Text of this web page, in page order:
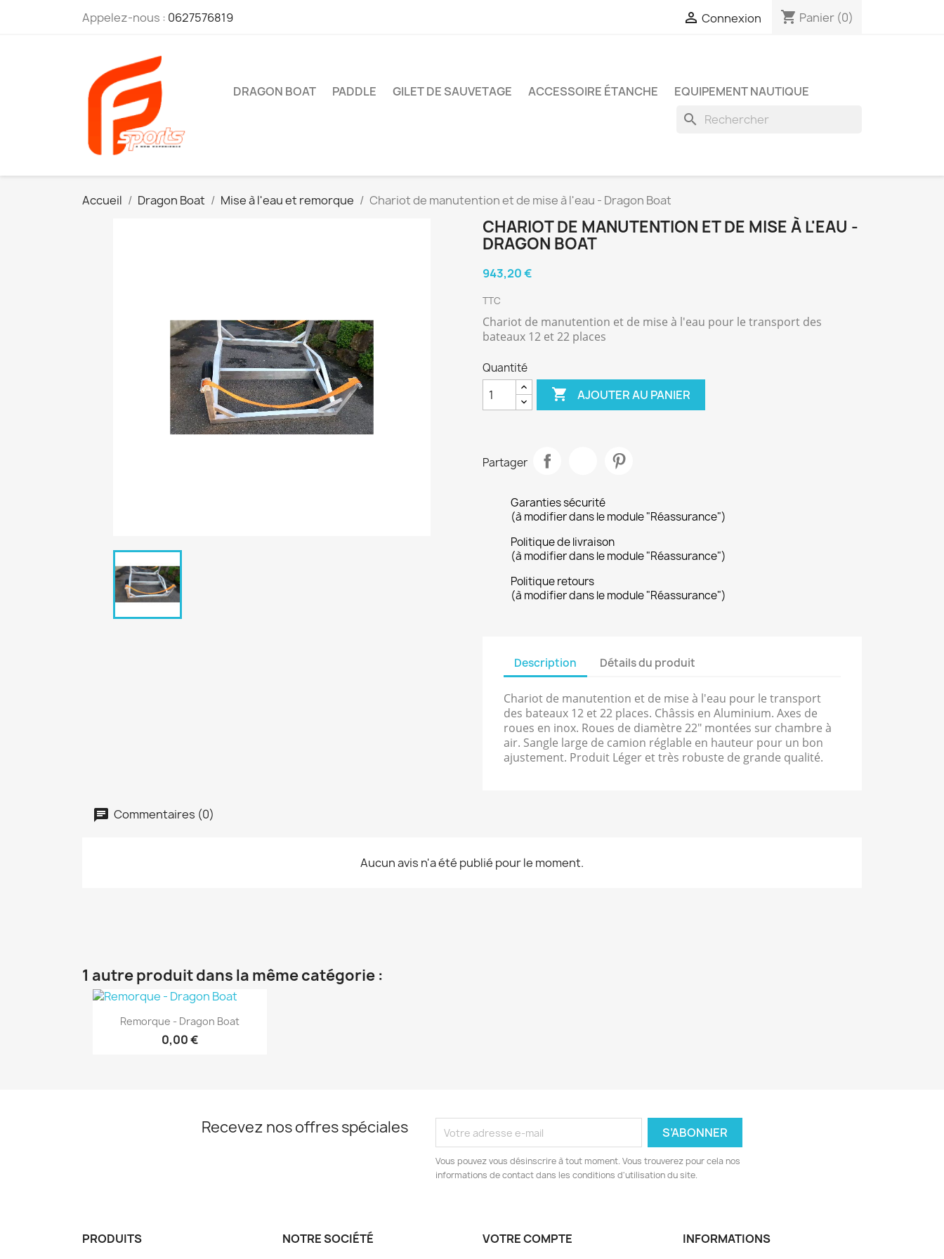
Appelez-nous : 0627576819  Connexion shopping_cart Panier (0)
DRAGON BOAT PADDLE GILET DE SAUVETAGE ACCESSOIRE ÉTANCHE EQUIPEMENT NAUTIQUE
search
Accueil Dragon Boat Mise à l'eau et remorque Chariot de manutention et de mise à l'eau - Dragon Boat
CHARIOT DE MANUTENTION ET DE MISE À L'EAU -
DRAGON BOAT
943,20 €
TTC
Chariot de manutention et de mise à l'eau pour le transport des
bateaux 12 et 22 places
Quantité
 AJOUTER AU PANIER
Partager
Garanties sécurité
(à modifier dans le module "Réassurance")
Politique de livraison
(à modifier dans le module "Réassurance")
Politique retours
(à modifier dans le module "Réassurance")
Description Détails du produit
Chariot de manutention et de mise à l'eau pour le transport
des bateaux 12 et 22 places. Châssis en Aluminium. Axes de
roues en inox. Roues de diamètre 22" montées sur chambre à
air. Sangle large de camion réglable en hauteur pour un bon
ajustement. Produit Léger et très robuste de grande qualité.
Commentaires (0)
Aucun avis n'a été publié pour le moment.
1 autre produit dans la même catégorie :
Aperçu rapide
Remorque - Dragon Boat
0,00 €
Recevez nos offres spéciales
Vous pouvez vous désinscrire à tout moment. Vous trouverez pour cela nos
informations de contact dans les conditions d'utilisation du site.
PRODUITS NOTRE SOCIÉTÉ VOTRE COMPTE INFORMATIONS